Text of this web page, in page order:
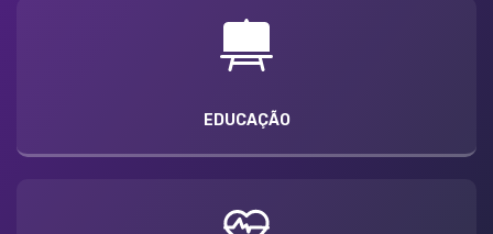
EDUCAÇÃO